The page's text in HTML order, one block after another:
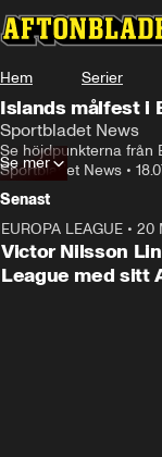
Hem Serier
Islands målfest i
Sportbladet News
Se höjdpunkterna från
Sportbladet News •
Se mer
Senast
EUROPA LEAGUE • 20
Victor Nilsson
League med sitt